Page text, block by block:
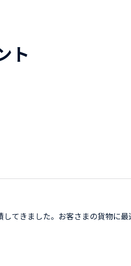
ト
てきました。お客さまの貨物に